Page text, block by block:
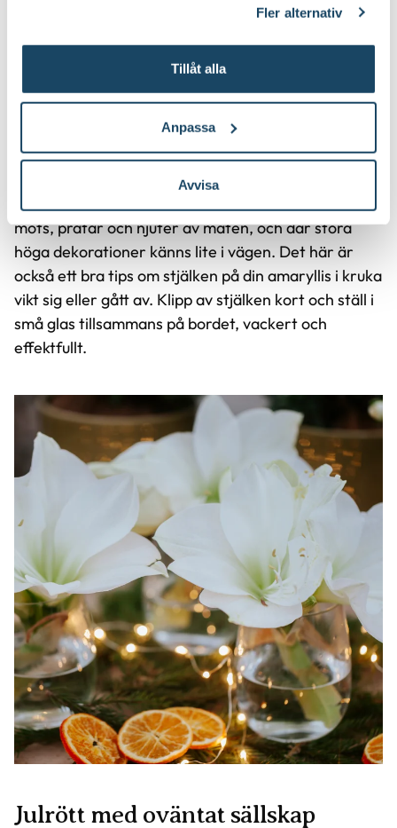
Fler alternativ
Tillåt alla
Anpassa
Avvisa
Amaryllis till det dukade bordet
En lägre variant som passar fint till julbordet där vi
möts, pratar och njuter av maten, och där stora
höga dekorationer känns lite i vägen. Det här är
också ett bra tips om stjälken på din amaryllis i kruka
vikt sig eller gått av. Klipp av stjälken kort och ställ i
små glas tillsammans på bordet, vackert och
effektfullt.
Julrött med oväntat sällskap